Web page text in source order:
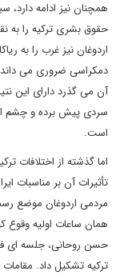
همچنان نیز ادامه
حقوق بشری ترکیه را به
اردوغان نیز غرب را به
دمکراسی ضروری می داند.
آن می گذرد دارای این
سردی پیش برده و چشم
است.
اما گذشته از اختلافات
تأثیرات آن بر مناسبات
مردمی اردوغان موضع
همان ساعات اولیه وقوع
حسن روحانی، جلسه ای
ترکیه تشکیل داد.